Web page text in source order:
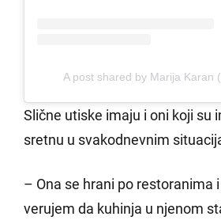
A post shared by Marija Karan
Slične utiske imaju i oni koji su
sretnu u svakodnevnim
– Ona se hrani po restoranima
verujem da kuhinja u njenom